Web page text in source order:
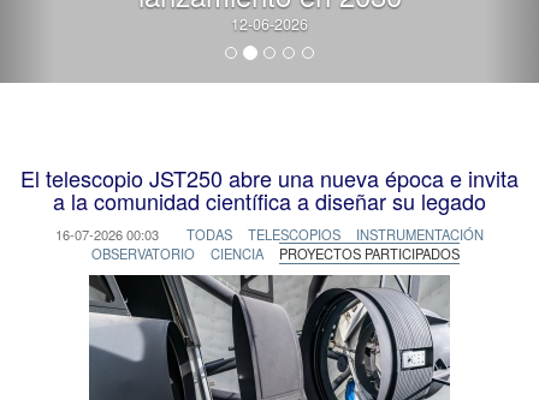
12-06-2026
El telescopio JST250 abre una nueva época e invita
a la comunidad científica a diseñar su legado
16-07-2026 00:03 TODAS TELESCOPIOS
INSTRUMENTACIÓN
OBSERVATORIO
CIENCIA PROYECTOS PARTICIPADOS